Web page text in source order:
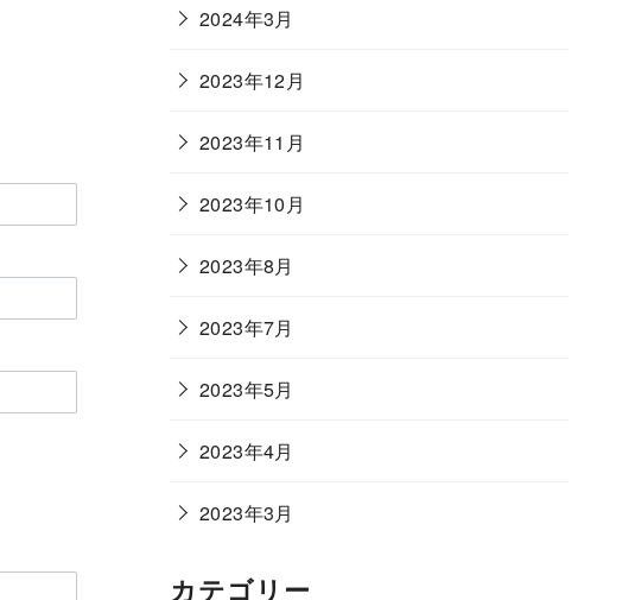
2024年3月
2023年12月
2023年11月
2023年10月
2023年8月
2023年7月
2023年5月
2023年4月
2023年3月
カテゴリー